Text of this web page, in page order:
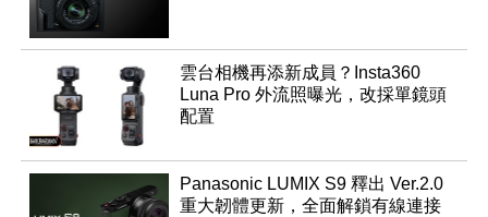
雲台相機再添新成員？Insta360
Luna Pro 外流照曝光，改採單鏡頭
配置
Panasonic LUMIX S9 釋出 Ver.2.0
重大韌體更新，全面解鎖有線連接